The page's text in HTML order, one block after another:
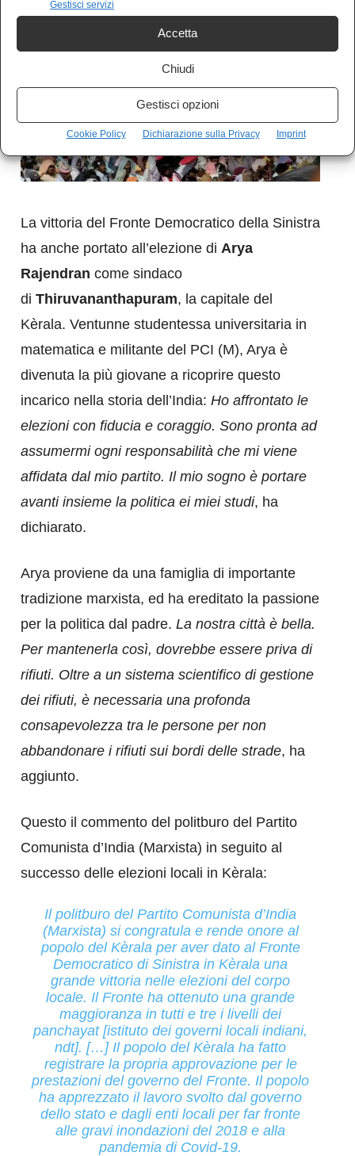
Gestisci servizi
Accetta
Chiudi
Gestisci opzioni
Cookie Policy Dichiarazione sulla Privacy Imprint
La vittoria del Fronte Democratico della Sinistra
ha anche portato all’elezione di Arya
Rajendran come sindaco
di Thiruvananthapuram, la capitale del
Kèrala. Ventunne studentessa universitaria in
matematica e militante del PCI (M), Arya è
divenuta la più giovane a ricoprire questo
incarico nella storia dell’India: Ho affrontato le
elezioni con fiducia e coraggio. Sono pronta ad
assumermi ogni responsabilità che mi viene
affidata dal mio partito. Il mio sogno è portare
avanti insieme la politica ei miei studi, ha
dichiarato.
Arya proviene da una famiglia di importante
tradizione marxista, ed ha ereditato la passione
per la politica dal padre. La nostra città è bella.
Per mantenerla così, dovrebbe essere priva di
rifiuti. Oltre a un sistema scientifico di gestione
dei rifiuti, è necessaria una profonda
consapevolezza tra le persone per non
abbandonare i rifiuti sui bordi delle strade, ha
aggiunto.
Questo il commento del politburo del Partito
Comunista d’India (Marxista) in seguito al
successo delle elezioni locali in Kèrala:
Il politburo del Partito Comunista d’India
(Marxista) si congratula e rende onore al
popolo del Kèrala per aver dato al Fronte
Democratico di Sinistra in Kèrala una
grande vittoria nelle elezioni del corpo
locale. Il Fronte ha ottenuto una grande
maggioranza in tutti e tre i livelli dei
panchayat [istituto dei governi locali indiani,
ndt]. […] Il popolo del Kèrala ha fatto
registrare la propria approvazione per le
prestazioni del governo del Fronte. Il popolo
ha apprezzato il lavoro svolto dal governo
dello stato e dagli enti locali per far fronte
alle gravi inondazioni del 2018 e alla
pandemia di Covid-19.